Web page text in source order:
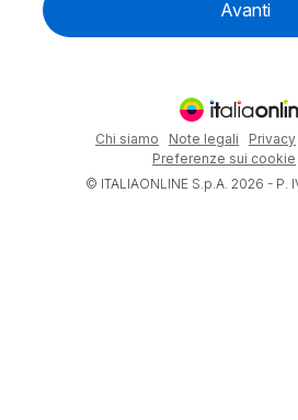
Avanti
Chi siamo Note legali Privacy
Preferenze sui cookie
© ITALIAONLINE S.p.A. 2026 - P.